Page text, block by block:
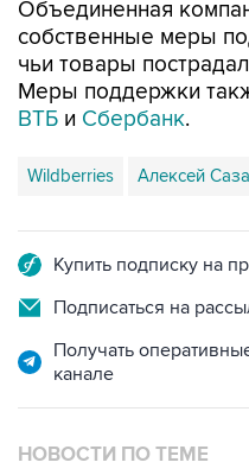
чьи товары
Меры поддержки
ВТБ иСбербанк.
Wildberries Алексей
Подписаться на
Получать
НОВОСТИ ПО ТЕМЕ
6 августа 15:54